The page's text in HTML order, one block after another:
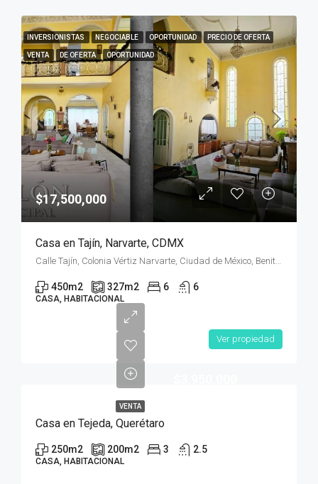
INVERSIONISTAS NEGOCIABLE OPORTUNIDAD PRECIO DE OFERTA
VENTA DE OFERTA OPORTUNIDAD
$17,500,000
Casa en Tajín, Narvarte, CDMX
Calle Tajín, Colonia Vértiz Narvarte, Ciudad de México, Benito Juárez, Ciudad de México, 03600, México
450m2 327m2 6 6
CASA, HABITACIONAL
Ver propiedad
VENTA
Casa en Tejeda, Querétaro
250m2 200m2 3 2.5
CASA, HABITACIONAL